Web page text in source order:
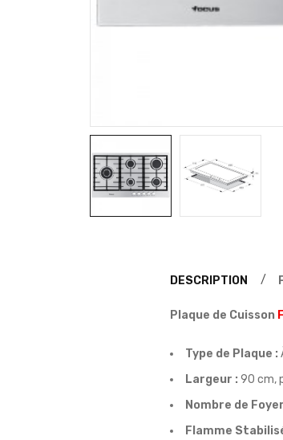
DESCRIPTION
Plaque de Cuisson
Type de Plaque :
Largeur : 90 cm,
Nombre de
Flamme